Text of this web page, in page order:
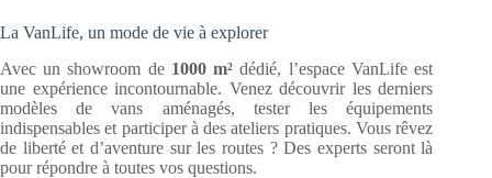
La VanLife, un mode de vie à explorer
Avec un showroom de 1000 m² dédié, l’espace VanLife est
une expérience incontournable. Venez découvrir les derniers
modèles de vans aménagés, tester les équipements
indispensables et participer à des ateliers pratiques. Vous rêvez
de liberté et d’aventure sur les routes ? Des experts seront là
pour répondre à toutes vos questions.